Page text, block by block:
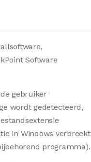
Software
gebruiker
wordt gedetecteerd,
in Windows verbreekt
programma).